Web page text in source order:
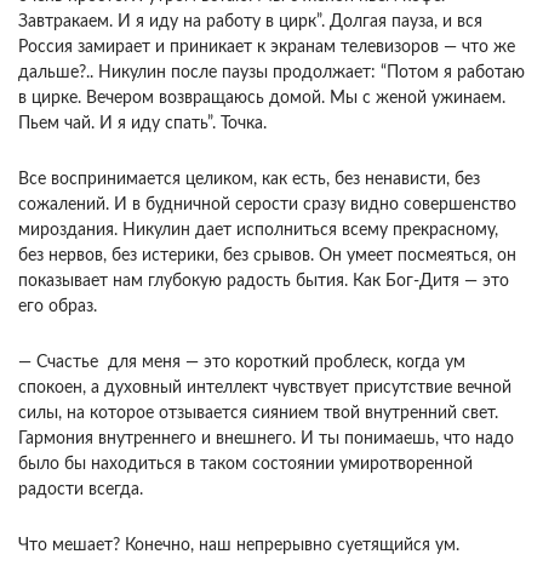
Завтракаем. И я иду на работу в цирк”. Долгая пауза, и вся
Россия замирает и приникает к экранам телевизоров — что же
дальше?.. Никулин после паузы продолжает: “Потом я работаю
в цирке. Вечером возвращаюсь домой. Мы с женой ужинаем.
Пьем чай. И я иду спать”. Точка.
Все воспринимается целиком, как есть, без ненависти, без
сожалений. И в будничной серости сразу видно совершенство
мироздания. Никулин дает исполниться всему прекрасному,
без нервов, без истерики, без срывов. Он умеет посмеяться, он
показывает нам глубокую радость бытия. Как Бог-Дитя — это
его образ.
— Счастье для меня — это короткий проблеск, когда ум
спокоен, а духовный интеллект чувствует присутствие вечной
силы, на которое отзывается сиянием твой внутренний свет.
Гармония внутреннего и внешнего. И ты понимаешь, что надо
было бы находиться в таком состоянии умиротворенной
радости всегда.
Что мешает? Конечно, наш непрерывно суетящийся ум.